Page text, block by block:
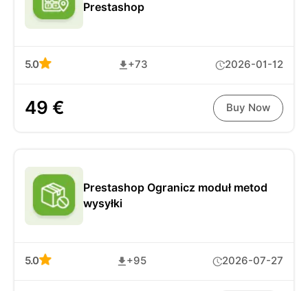
Prestashop
5.0 +73 2026-01-12
49 € Buy Now
Prestashop Ogranicz moduł metod
wysyłki
5.0 +95 2026-07-27